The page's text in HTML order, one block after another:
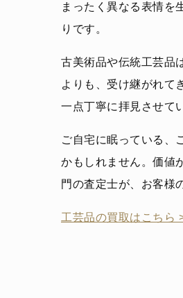
まったく異なる表情を
りです。
古美術品や伝統工芸品
よりも、受け継がれて
一点丁寧に拝見させて
ご自宅に眠っている、
かもしれません。価値
門の査定士が、お客様
工芸品の買取はこちら